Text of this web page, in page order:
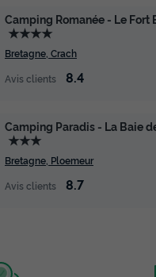
6 personnes -
Ch. | 6 Pers. |
Clim. | TV
couverte
Réfrigérateur
+ 3
Camping Romanée - Le Fort
★★★★
Bretagne, Crach
Avis clients
8.4
Camping Paradis - La Baie
★★★
Bretagne, Ploemeur
Avis clients
8.7